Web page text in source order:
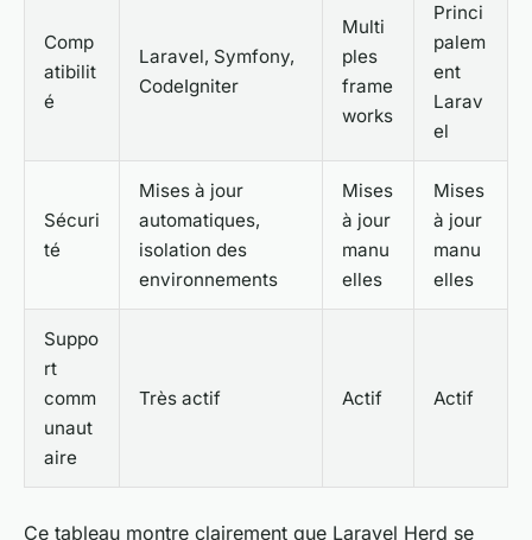
Comp
atibilit
é
Laravel, Symfony,
CodeIgniter
Multi
ples
frame
works
Princi
palem
ent
Larav
el
Sécuri
té
Mises à jour
automatiques,
isolation des
environnements
Mises
à jour
manu
elles
Mises
à jour
manu
elles
Suppo
rt
comm
unaut
aire
Très actif Actif Actif
Ce tableau montre clairement que Laravel Herd se